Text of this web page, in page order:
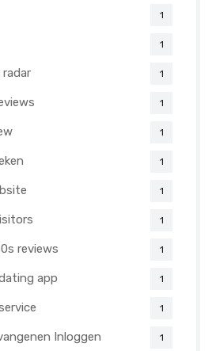
1
1
1
1
1
1
1
1
reviews 1
app 1
1
Inloggen 1